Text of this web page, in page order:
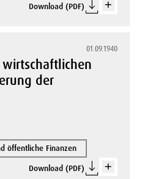
Download (PDF)
01.09.1940
der
öffentliche Finanzen
Download (PDF)